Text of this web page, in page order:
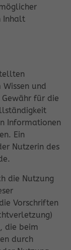
Inhalt
und
für die
Informationen
Ein
Nutzerin des
die Nutzung
Vorschriften
die beim
durch